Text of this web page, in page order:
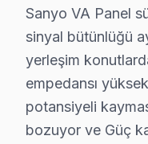
İçerenköy'de
İçerenköy
İnönü'de Sanyo
İnönü Mahallesi,
Sanyo VA Panel
sinyal bütünlüğü
yerleşim
empedansı
potansiyeli
bozuyor ve Güç